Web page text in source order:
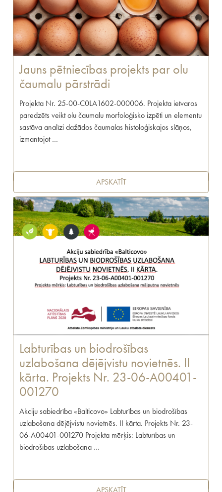
Jauns pētniecības projekts par olu
čaumalu pārstrādi
Projekta Nr. 25-00-C0LA1602-000006. Projekta ietvaros
paredzēts veikt olu čaumalu morfoloģisko izpēti un elementu
sastāva analīzi dažādos čaumalas histoloģiskajos slāņos,
izmantojot …
APSKATĪT
Labturības un biodrošības
uzlabošana dējējvistu novietnēs. II
kārta. Projekts Nr. 23-06-A00401-
001270
Akciju sabiedrība «Balticovo» Labturības un biodrošības
uzlabošana dējējvistu novietnēs. II kārta. Projekts Nr. 23-
06-A00401-001270 Projekta mērķis: Labturības un
biodrošības uzlabošana …
APSKATĪT